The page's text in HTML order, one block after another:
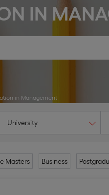
IN
in Management
University
Masters Business